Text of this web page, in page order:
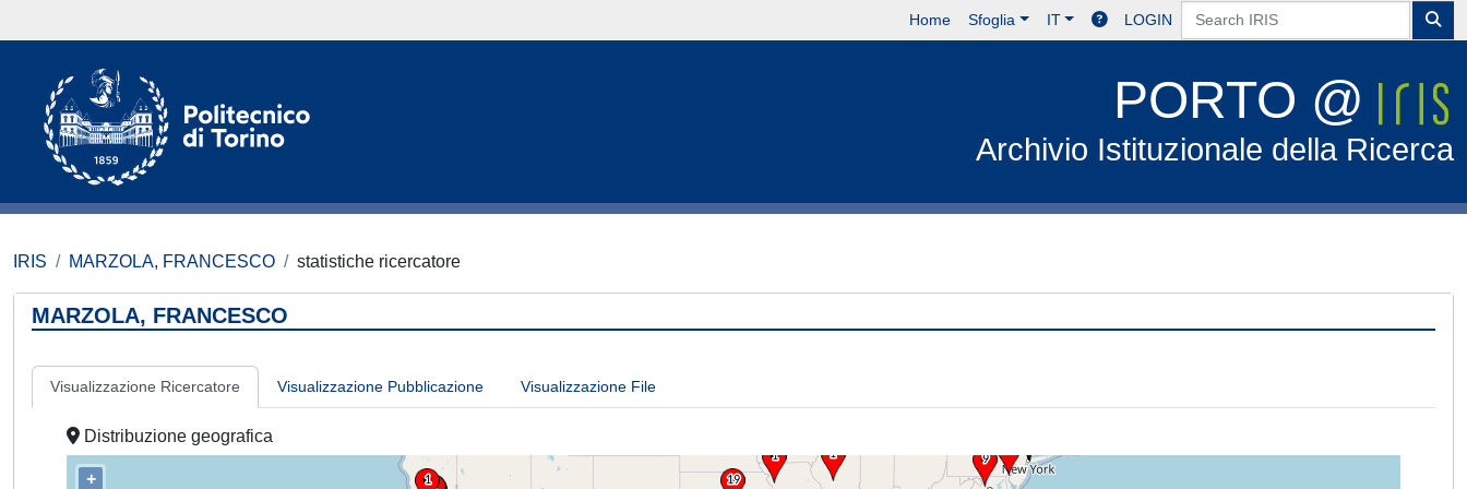
Home Sfoglia IT LOGIN
PORTO @
Archivio Istituzionale della Ricerca
IRIS MARZOLA, FRANCESCO statistiche ricercatore
MARZOLA, FRANCESCO
Visualizzazione Ricercatore Visualizzazione Pubblicazione Visualizzazione File
Distribuzione geografica
+